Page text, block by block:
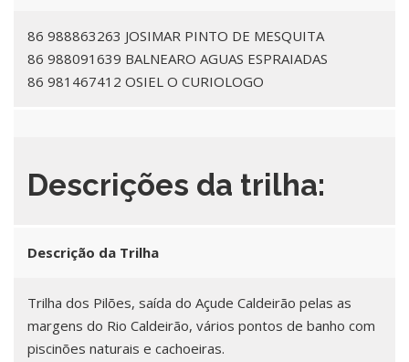
86 988863263 JOSIMAR PINTO DE MESQUITA
86 988091639 BALNEARO AGUAS ESPRAIADAS
86 981467412 OSIEL O CURIOLOGO
Descrições da trilha:
Descrição da Trilha
Trilha dos Pilões, saída do Açude Caldeirão pelas as
margens do Rio Caldeirão, vários pontos de banho com
piscinões naturais e cachoeiras.